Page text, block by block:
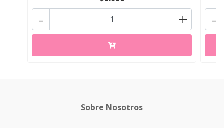
+
- -
Sobre Nosotros